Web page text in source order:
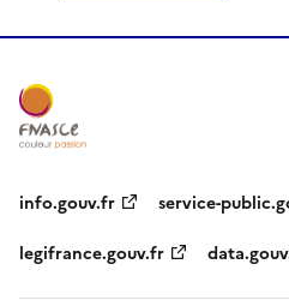
info.gouv.fr
service-
legifrance.gouv.fr